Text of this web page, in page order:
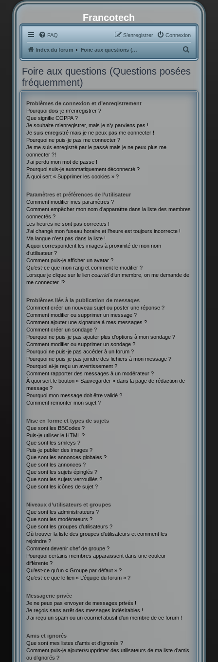
Francotech
FAQ Connexion
S’enregistrer
Index du forum Foire aux questions (Questions posées fréquemment)
e
c
Foire aux questions (Questions posées
fréquemment)
Problèmes de connexion et d’enregistrement
Pourquoi dois-je m’enregistrer ?
Que signifie COPPA ?
Je souhaite m’enregistrer, mais je n’y parviens pas !
Je suis enregistré mais je ne peux pas me connecter !
Pourquoi ne puis-je pas me connecter ?
Je me suis enregistré par le passé mais je ne peux plus me
connecter ?!
J’ai perdu mon mot de passe !
Pourquoi suis-je automatiquement déconnecté ?
À quoi sert « Supprimer les cookies » ?
Paramètres et préférences de l’utilisateur
Comment modifier mes paramètres ?
Comment empêcher mon nom d’apparaître dans la liste des membres
connectés ?
Les heures ne sont pas correctes !
J’ai changé mon fuseau horaire et l’heure est toujours incorrecte !
Ma langue n’est pas dans la liste !
A quoi correspondent les images à proximité de mon nom
d’utilisateur ?
Comment puis-je afficher un avatar ?
Qu’est-ce que mon rang et comment le modifier ?
Lorsque je clique sur le lien courrield’un membre, on me demande de
me connecter !?
Problèmes liés à la publication de messages
Comment créer un nouveau sujet ou poster une réponse ?
Comment modifier ou supprimer un message ?
Comment ajouter une signature à mes messages ?
Comment créer un sondage ?
Pourquoi ne puis-je pas ajouter plus d’options à mon sondage ?
Comment modifier ou supprimer un sondage ?
Pourquoi ne puis-je pas accéder à un forum ?
Pourquoi ne puis-je pas joindre des fichiers à mon message ?
Pourquoi ai-je reçu un avertissement ?
Comment rapporter des messages à un modérateur ?
À quoi sert le bouton « Sauvegarder » dans la page de rédaction de
message ?
Pourquoi mon message doit être validé ?
Comment remonter mon sujet ?
Mise en forme et types de sujets
Que sont les BBCodes ?
Puis-je utiliser le HTML ?
Que sont les smileys ?
Puis-je publier des images ?
Que sont les annonces globales ?
Que sont les annonces ?
Que sont les sujets épinglés ?
Que sont les sujets verrouillés ?
Que sont les icônes de sujet ?
Niveaux d’utilisateurs et groupes
Que sont les administrateurs ?
Que sont les modérateurs ?
Que sont les groupes d’utilisateurs ?
Où trouver la liste des groupes d’utilisateurs et comment les
rejoindre ?
Comment devenir chef de groupe ?
Pourquoi certains membres apparaissent dans une couleur
différente ?
Qu’est-ce qu’un « Groupe par défaut » ?
Qu’est-ce que le lien « L’équipe du forum » ?
Messagerie privée
Je ne peux pas envoyer de messages privés !
Je reçois sans arrêt des messages indésirables !
J’ai reçu un spam ou un courriel abusif d’un membre de ce forum !
Amis et ignorés
Que sont mes listes d’amis et d’ignorés ?
Comment puis-je ajouter/supprimer des utilisateurs de ma liste d’amis
ou d’ignorés ?